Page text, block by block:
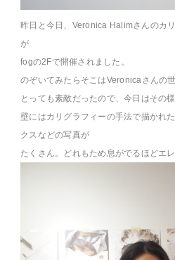
昨日と今日、Veronica Halimさんのカ
が
fogの2Fで開催されました。
のぞいてみたらそこはVeronicaさんの世
とっても素敵だったので、今日はその
壁にはカリグラフィーの手法で描かれ
クスなどの写真が
たくさん。どれもため息がでるほどエレ